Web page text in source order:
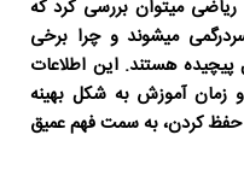
میتوان بررسی کرد که
میشوند و چرا برخی
پیچیده هستند. این اطلاعات
زمان آموزش به شکل بهینه
حفظ کردن، به سمت فهم عمیق